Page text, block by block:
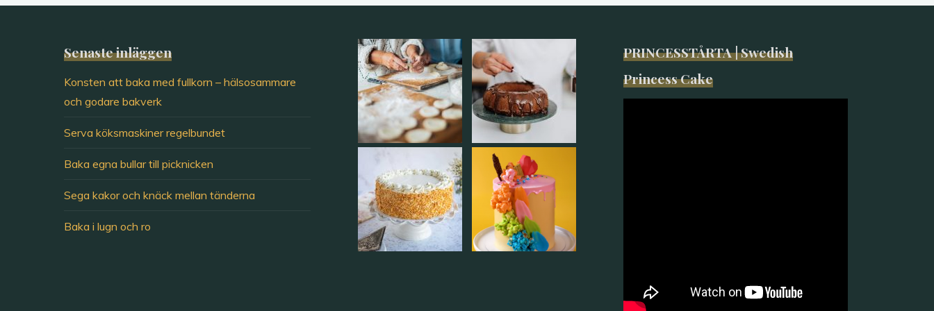
Senaste inläggen
Konsten att baka med fullkorn – hälsosammare
och godare bakverk
Serva köksmaskiner regelbundet
Baka egna bullar till picknicken
Sega kakor och knäck mellan tänderna
Baka i lugn och ro
PRINCESSTÅRTA | Swedish
Princess Cake